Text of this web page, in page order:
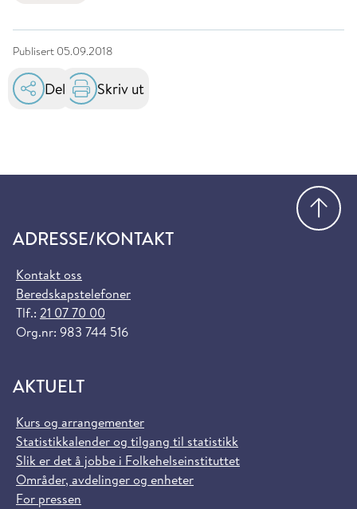
Publisert 05.09.2018
Del Skriv ut
ADRESSE/KONTAKT
Kontakt oss
Beredskapstelefoner
Tlf.: 21 07 70 00
Org.nr: 983 744 516
AKTUELT
Kurs og arrangementer
Statistikkalender og tilgang til statistikk
Slik er det å jobbe i Folkehelseinstituttet
Områder, avdelinger og enheter
For pressen